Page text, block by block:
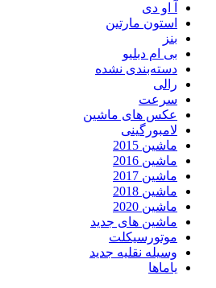
آ او دی
استون مارتین
بنز
بی ام دبلیو
دسته‌بندی نشده
رالی
سرعت
عکس های ماشین
لامبورگینی
ماشین 2015
ماشین 2016
ماشین 2017
ماشین 2018
ماشین 2020
ماشین های جدید
موتورسیکلت
وسیله نقلیه جدید
یاماها